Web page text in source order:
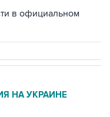
в официальном
НА УКРАИНЕ